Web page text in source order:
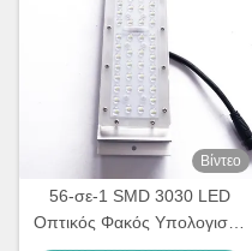
Βίντεο
56-σε-1 SMD 3030 LED
Οπτικός Φακός Υπολογιστή